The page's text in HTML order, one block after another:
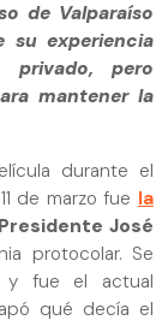
de Valparaíso
su experiencia
privado, pero
mantener la
durante el
de marzo fue la
Presidente José
protocolar. Se
y fue el actual
qué decía el